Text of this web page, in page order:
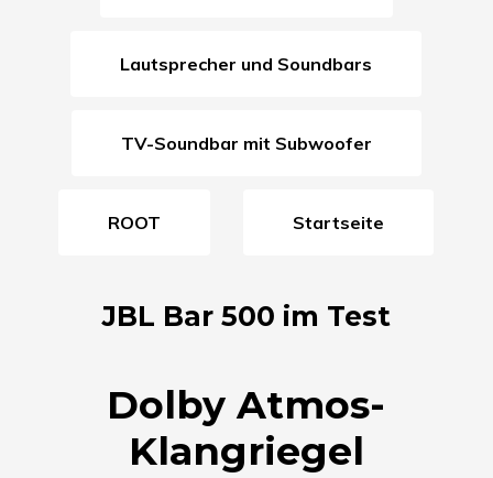
Lautsprecher und Soundbars
TV-Soundbar mit Subwoofer
ROOT Startseite
JBL Bar 500 im Test
Dolby Atmos-
Klangriegel